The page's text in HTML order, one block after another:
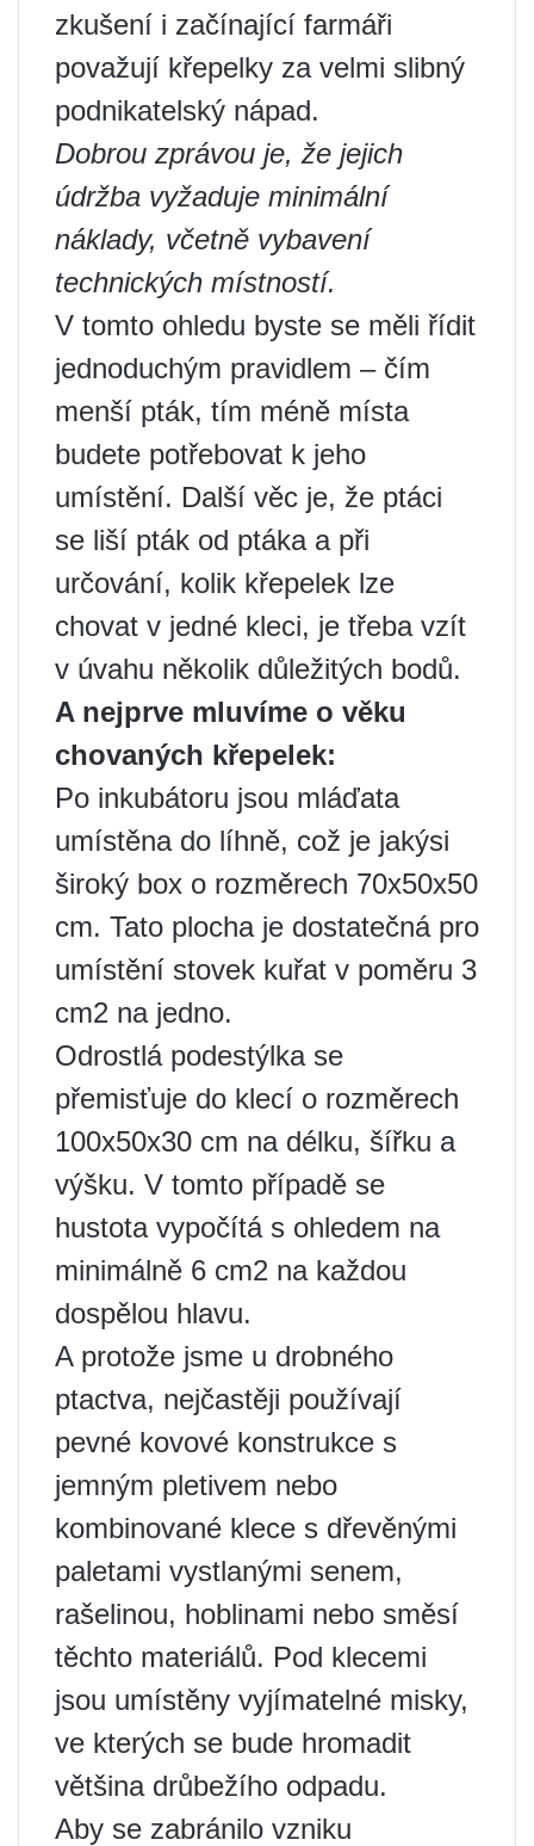
zkušení i začínající farmáři
považují křepelky za velmi slibný
podnikatelský nápad.
Dobrou zprávou je, že jejich
údržba vyžaduje minimální
náklady, včetně vybavení
technických místností.
V tomto ohledu byste se měli řídit
jednoduchým pravidlem – čím
menší pták, tím méně místa
budete potřebovat k jeho
umístění. Další věc je, že ptáci
se liší pták od ptáka a při
určování, kolik křepelek lze
chovat v jedné kleci, je třeba vzít
v úvahu několik důležitých bodů.
A nejprve mluvíme o věku
chovaných křepelek:
Po inkubátoru jsou mláďata
umístěna do líhně, což je jakýsi
široký box o rozměrech 70x50x50
cm. Tato plocha je dostatečná pro
umístění stovek kuřat v poměru 3
cm2 na jedno.
Odrostlá podestýlka se
přemisťuje do klecí o rozměrech
100x50x30 cm na délku, šířku a
výšku. V tomto případě se
hustota vypočítá s ohledem na
minimálně 6 cm2 na každou
dospělou hlavu.
A protože jsme u drobného
ptactva, nejčastěji používají
pevné kovové konstrukce s
jemným pletivem nebo
kombinované klece s dřevěnými
paletami vystlanými senem,
rašelinou, hoblinami nebo směsí
těchto materiálů. Pod klecemi
jsou umístěny vyjímatelné misky,
ve kterých se bude hromadit
většina drůbežího odpadu.
Aby se zabránilo vzniku